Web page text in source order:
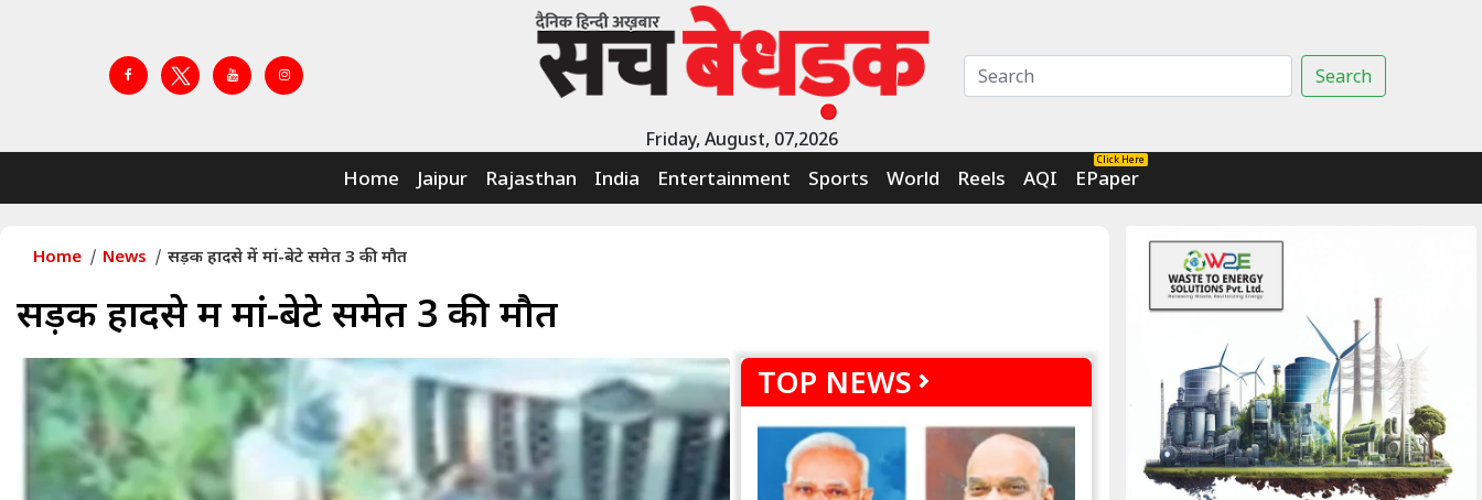
Friday, August, 07,2026
Search
Home Jaipur Rajasthan India Entertainment Sports World Reels AQI
Click Here
EPaper
Home News सड़क हादसे में मां-बेटे समेत 3 की मौत
सड़क हादसे में मां-बेटे समेत 3 की मौत
TOP NEWS